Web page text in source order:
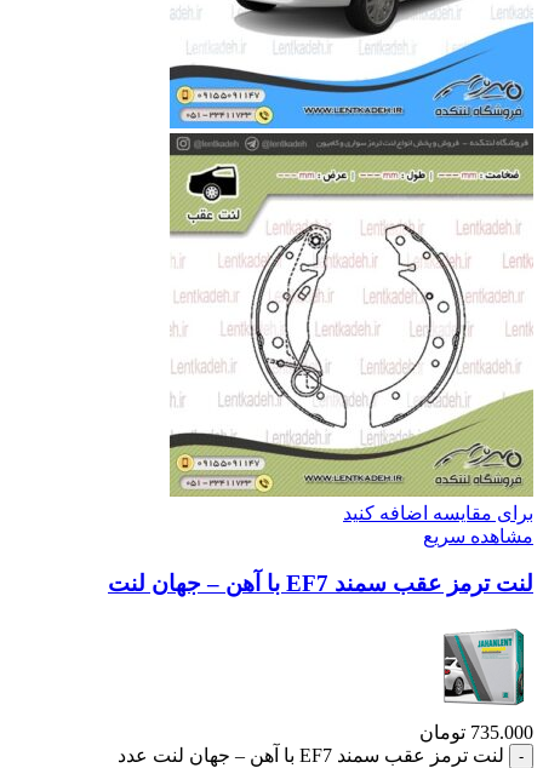
برای مقایسه اضافه کنید
مشاهده سریع
لنت ترمز عقب سمند EF7 با آهن – جهان لنت
735.000 تومان
لنت ترمز عقب سمند EF7 با آهن – جهان لنت عدد